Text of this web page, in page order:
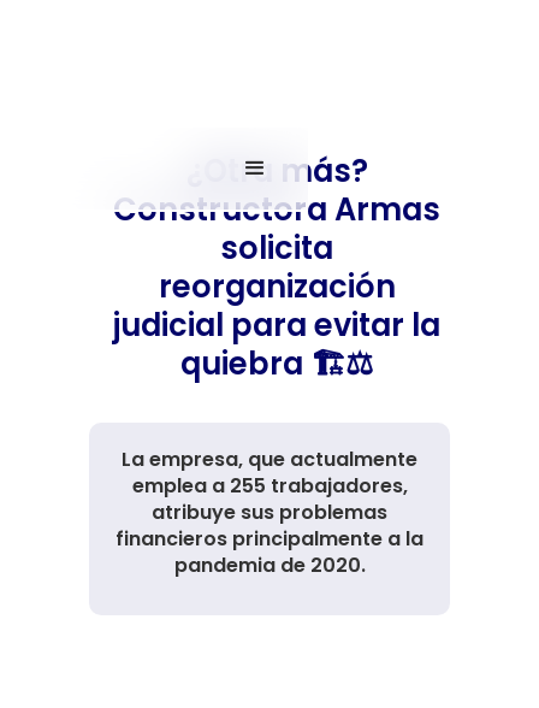
¿Otra más?
Constructora Armas
solicita
reorganización
judicial para evitar la
quiebra 🏗️⚖️
La empresa, que actualmente
emplea a 255 trabajadores,
atribuye sus problemas
financieros principalmente a la
pandemia de 2020.